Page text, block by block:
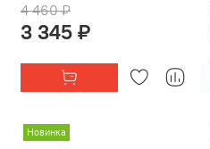
4 460 ₽
3 345 ₽
Новинка